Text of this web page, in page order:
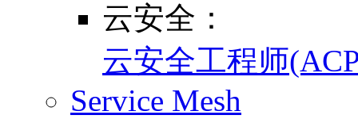
云安全：
云安全工程师
Service Mesh